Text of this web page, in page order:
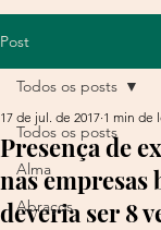
Post
Todos os posts
Alma
Abraços
Todos os posts
Presença de
nas empresas
deveria ser 8
17 de jul. de 2017 1 min de